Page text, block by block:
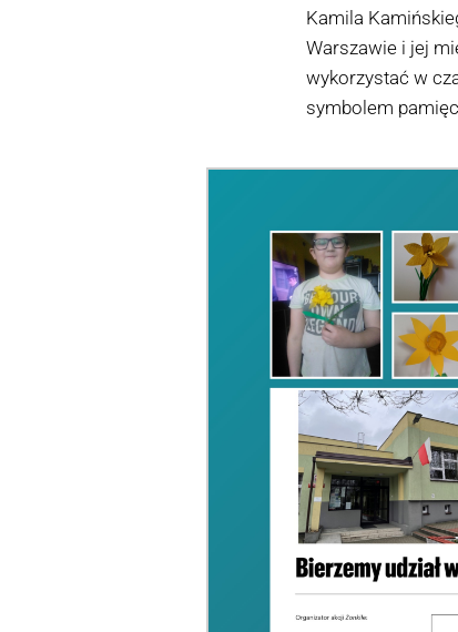
Kamila
Warszawie i jej
wykorzystać w
symbolem